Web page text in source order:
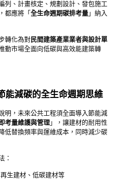
列、計畫核定、規劃設計、發包施工
都應將「 全生命週期碳排考量 」納入
轉化為對 民間建築產業業者與設計單
動市場全面向低碳與高效能建築轉
能減碳的全生命週期思維
明，未來公共工程須全面導入節能減
考量維護與管理 」，讓建材的耐用性
低替換頻率與運維成本，同時減少碳
：
再生建材、低碳建材等